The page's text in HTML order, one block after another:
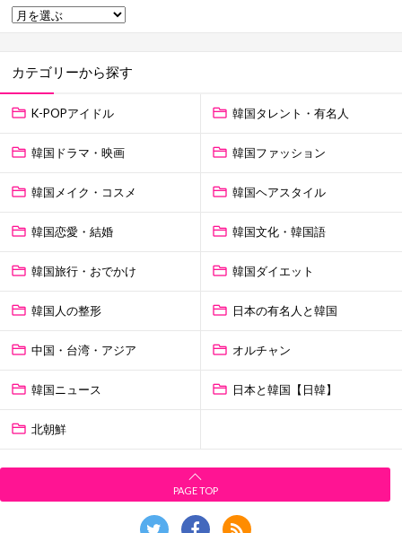
カテゴリーから探す
K-POPアイドル 韓国タレント・有名人
韓国ドラマ・映画 韓国ファッション
韓国メイク・コスメ 韓国ヘアスタイル
韓国恋愛・結婚 韓国文化・韓国語
韓国旅行・おでかけ 韓国ダイエット
韓国人の整形 日本の有名人と韓国
中国・台湾・アジア オルチャン
韓国ニュース 日本と韓国【日韓】
北朝鮮
PAGE TOP